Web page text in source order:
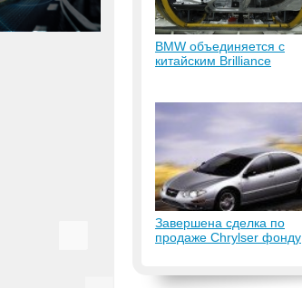
BMW объединяется с
китайским Brilliance
Завершена сделка по
продаже Chrylser фонду